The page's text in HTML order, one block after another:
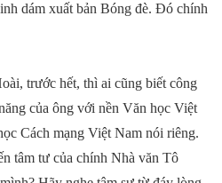
dám xuất bản Bóng đè. Đó chính
trước hết, thì ai cũng biết công
của ông với nền Văn học Việt
Cách mạng Việt Nam nói riêng.
tâm tư của chính Nhà văn Tô